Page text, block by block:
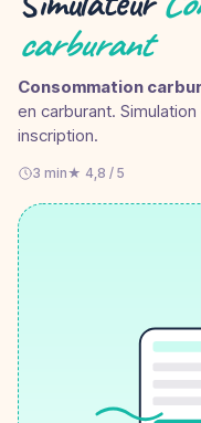
carburant
Consommation
en carburant.
inscription.
3 min★ 4,8 / 5